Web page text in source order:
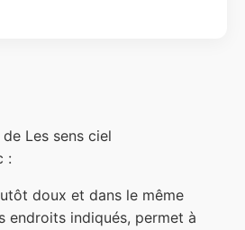
Les sens ciel
:
doux et dans le même
endroits indiqués, permet à